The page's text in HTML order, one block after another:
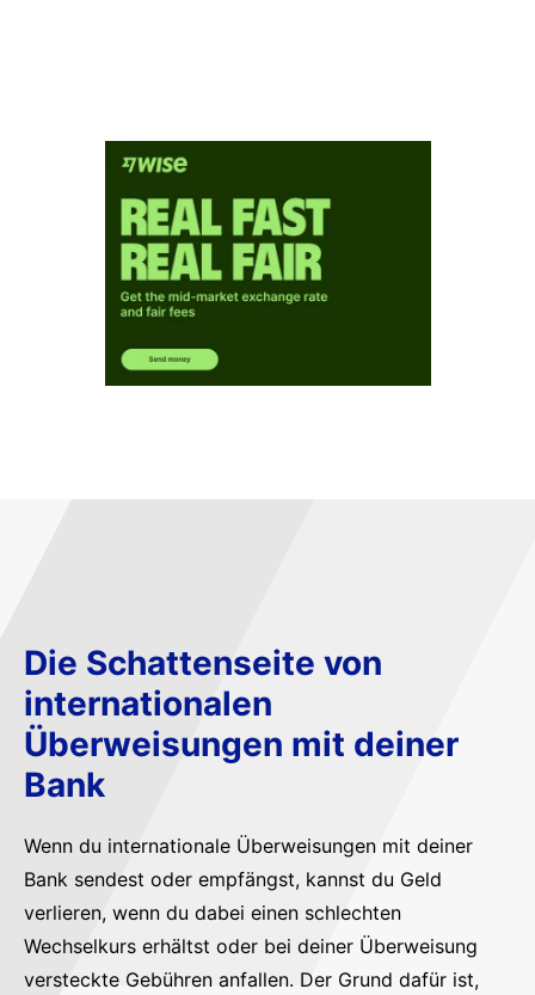
Die Schattenseite von
internationalen
Überweisungen mit deiner
Bank
Wenn du internationale Überweisungen mit deiner
Bank sendest oder empfängst, kannst du Geld
verlieren, wenn du dabei einen schlechten
Wechselkurs erhältst oder bei deiner Überweisung
versteckte Gebühren anfallen. Der Grund dafür ist,